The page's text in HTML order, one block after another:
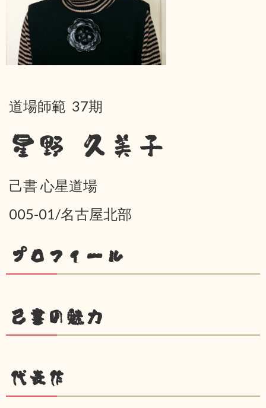
道場師範 37期
星野 久美子
己書 心星道場
005-01/名古屋北部
プロフィール
己書の魅力
代表作